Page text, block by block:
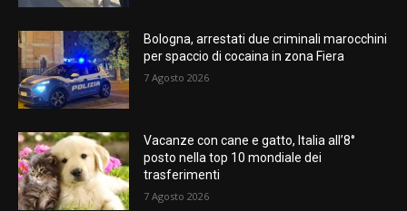
Bologna, arrestati due criminali marocchini
per spaccio di cocaina in zona Fiera
7 Agosto 2026
Vacanze con cane e gatto, Italia all’8°
posto nella top 10 mondiale dei
trasferimenti
7 Agosto 2026